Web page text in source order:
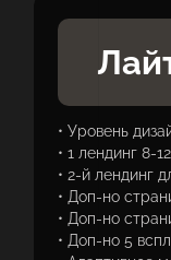
• Уровень
• 1 лендинг 8-
• 2-й лендинг
• Доп-но
• Доп-но
• Доп-но 5